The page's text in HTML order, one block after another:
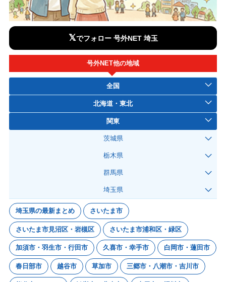
𝕏でフォロー 号外NET 埼玉
号外NET他の地域
全国
北海道・東北
関東
茨城県
栃木県
群馬県
埼玉県
埼玉県の最新まとめ さいたま市
さいたま市見沼区・岩槻区 さいたま市浦和区・緑区
加須市・羽生市・行田市 久喜市・幸手市 白岡市・蓮田市
春日部市 越谷市 草加市 三郷市・八潮市・吉川市